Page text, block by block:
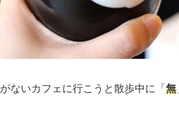
ないカフェに行こうと散歩中に「無